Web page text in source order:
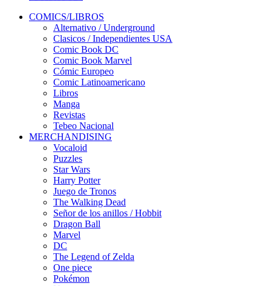
COMICS/LIBROS
Alternativo / Underground
Clasicos / Independientes USA
Comic Book DC
Comic Book Marvel
Cómic Europeo
Comic Latinoamericano
Libros
Manga
Revistas
Tebeo Nacional
MERCHANDISING
Vocaloid
Puzzles
Star Wars
Harry Potter
Juego de Tronos
The Walking Dead
Señor de los anillos / Hobbit
Dragon Ball
Marvel
DC
The Legend of Zelda
One piece
Pokémon